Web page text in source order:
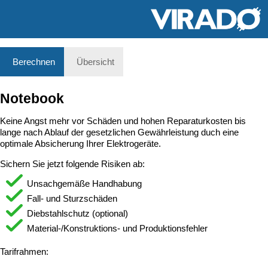
Berechnen Übersicht
Notebook
Keine Angst mehr vor Schäden und hohen Reparaturkosten bis
lange nach Ablauf der gesetzlichen Gewährleistung duch eine
optimale Absicherung Ihrer Elektrogeräte.
Sichern Sie jetzt folgende Risiken ab:
Unsachgemäße Handhabung
Fall- und Sturzschäden
Diebstahlschutz (optional)
Material-/Konstruktions- und Produktionsfehler
Tarifrahmen: